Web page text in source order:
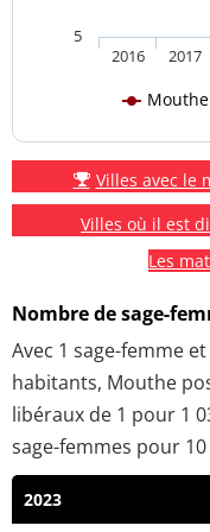
Mouthe
2016 2017
5
Villes avec le
Villes où il est
Les
Nombre de sage-
Avec 1 sage-femme
habitants, Mouthe
libéraux de 1 pour 1
sage-femmes pour
2023